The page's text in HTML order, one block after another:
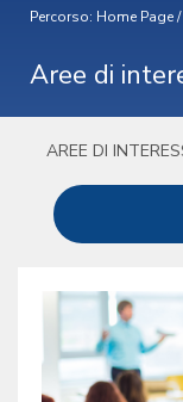
Percorso: Home Page/
Aree di
AREE DI